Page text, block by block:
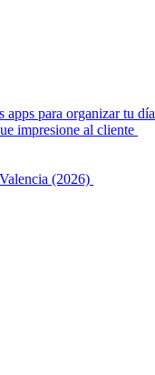
para organizar tu día
impresione al cliente
(2026)